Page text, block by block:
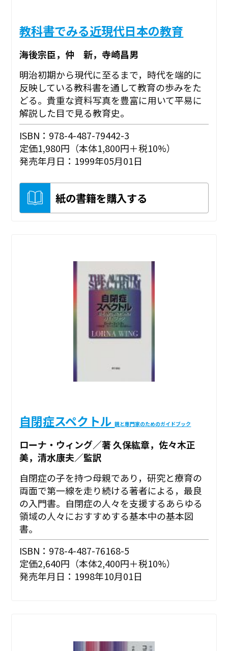
教科書でみる近現代日本の教育
海後宗臣，仲 新，寺崎昌男
明治初期から現代に至るまで，時代を端的に
反映している教科書を通して教育の歩みをた
どる。貴重な資料写真を豊富に用いて平易に
解説した目で見る教育史。
ISBN：978-4-487-79442-3
定価1,980円（本体1,800円＋税10%）
発売年月日：1999年05月01日
紙の書籍を購入する
自閉症スペクトル親と専門家のためのガイドブック
ローナ・ウィング／著 久保紘章，佐々木正
美，清水康夫／監訳
自閉症の子を持つ母親であり，研究と療育の
両面で第一線を走り続ける著者による，最良
の入門書。自閉症の人々を支援するあらゆる
領域の人々におすすめする基本中の基本図
書。
ISBN：978-4-487-76168-5
定価2,640円（本体2,400円＋税10%）
発売年月日：1998年10月01日